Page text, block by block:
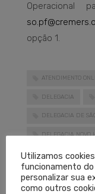
Operacional
opção 1.
ATENDIMENTO
DELEGACIA
DELEGACIA DE
DELEGACIA NOVO
ESPAÇO DO MÉDICO
Utilizamos
funcionamento
personalizar sua
como outros